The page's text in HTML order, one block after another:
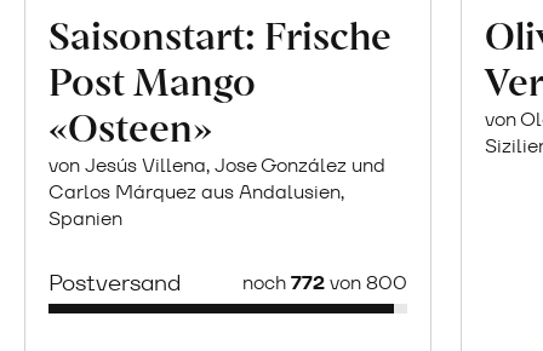
Saisonstart: Frische
Post Mango
«Osteen»
von Jesús Villena, Jose González und
Carlos Márquez aus Andalusien,
Spanien
Postversand noch772von 800
von